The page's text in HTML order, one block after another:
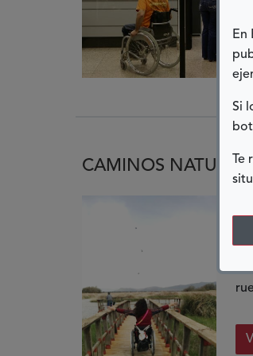
En
Si
Te
CAMINOS